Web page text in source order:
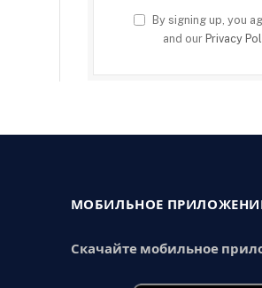
By signing up, you
and our Privacy
МОБИЛЬНОЕ
Скачайте мобильное